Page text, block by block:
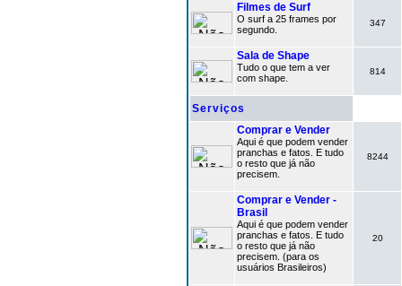
Filmes de Surf
O surf a 25 frames por
segundo.
347
Sala de Shape
Tudo o que tem a ver
com shape.
814
Serviços
Comprar e Vender
Aqui é que podem vender
pranchas e fatos. E tudo
o resto que já não
precisem.
8244
Comprar e Vender -
Brasil
Aqui é que podem vender
pranchas e fatos. E tudo
o resto que já não
precisem. (para os
usuários Brasileiros)
20